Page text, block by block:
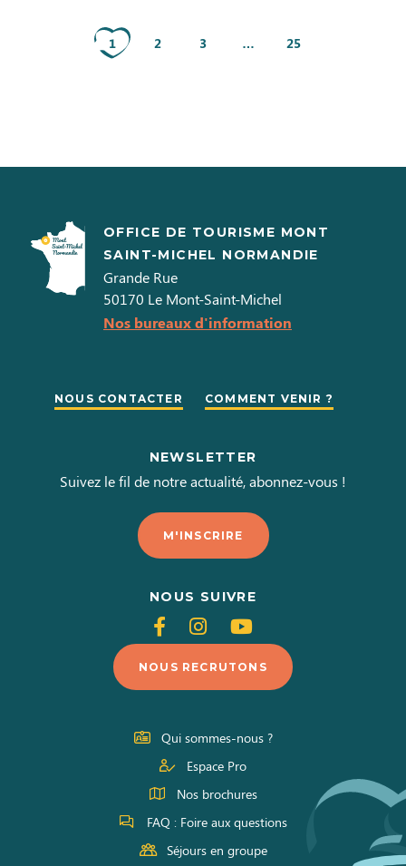
1 2 3 … 25
OFFICE DE TOURISME MONT
SAINT-MICHEL NORMANDIE
Grande Rue
50170 Le Mont-Saint-Michel
Nos bureaux d'information
NOUS CONTACTER COMMENT VENIR ?
NEWSLETTER
Suivez le fil de notre actualité, abonnez-vous !
M'INSCRIRE
NOUS SUIVRE
Suivez-
nous
sur
Facebook
Suivez-
nous
sur
Instagram
Suivez-
nous
sur
Youtube
NOUS RECRUTONS
Qui sommes-nous ?
Espace Pro
Nos brochures
FAQ : Foire aux questions
Séjours en groupe